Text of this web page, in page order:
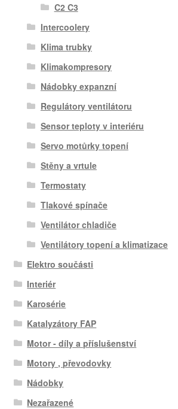
C2 C3
Intercoolery
Klima trubky
Klimakompresory
Nádobky expanzní
Regulátory ventilátoru
Sensor teploty v interiéru
Servo motůrky topení
Stěny a vrtule
Termostaty
Tlakové spínače
Ventilátor chladiče
Ventilátory topení a klimatizace
Elektro součásti
Interiér
Karosérie
Katalyzátory FAP
Motor - díly a příslušenství
Motory , převodovky
Nádobky
Nezařazené